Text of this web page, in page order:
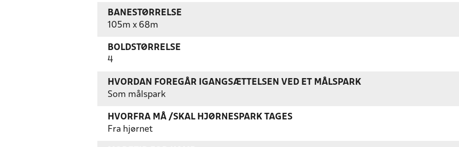
BANESTØRRELSE
105m x 68m
BOLDSTØRRELSE
4
HVORDAN FOREGÅR IGANGSÆTTELSEN VED ET MÅLSPARK
Som målspark
HVORFRA MÅ /SKAL HJØRNESPARK TAGES
Fra hjørnet